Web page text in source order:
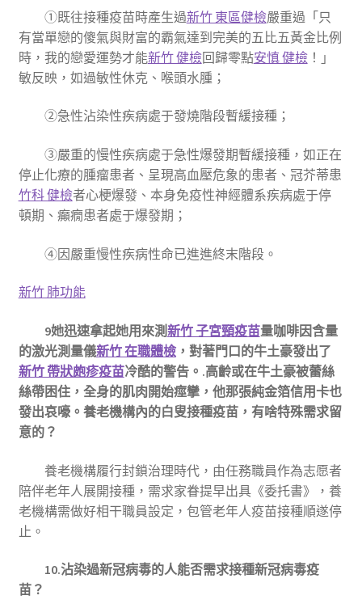
①既往接種疫苗時產生過新竹 東區健檢嚴重過「只
有當單戀的傻氣與財富的霸氣達到完美的五比五黃金比例
時，我的戀愛運勢才能新竹 健檢回歸零點安慎 健檢！」
敏反映，如過敏性休克、喉頭水腫；
②急性沾染性疾病處于發燒階段暫緩接種；
③嚴重的慢性疾病處于急性爆發期暫緩接種，如正在
停止化療的腫瘤患者、呈現高血壓危象的患者、冠芥蒂患
竹科 健檢者心梗爆發、本身免疫性神經體系疾病處于停
頓期、癲癇患者處于爆發期；
④因嚴重慢性疾病性命已進進終末階段。
新竹 肺功能
9她迅速拿起她用來測新竹 子宮頸疫苗量咖啡因含量
的激光測量儀新竹 在職體檢，對著門口的牛土豪發出了
新竹 帶狀皰疹疫苗冷酷的警告。.高齡或在牛土豪被蕾絲
絲帶困住，全身的肌肉開始痙攣，他那張純金箔信用卡也
發出哀嚎。養老機構內的白叟接種疫苗，有啥特殊需求留
意的？
養老機構履行封鎖治理時代，由任務職員作為志愿者
陪伴老年人展開接種，需求家眷提早出具《委托書》，養
老機構需做好相干職員設定，包管老年人疫苗接種順遂停
止。
10.沾染過新冠病毒的人能否需求接種新冠病毒疫
苗？